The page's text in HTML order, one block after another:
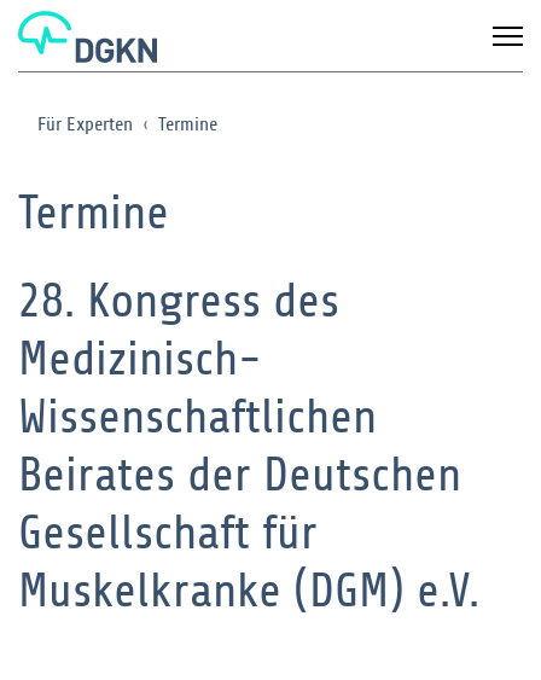
Für Experten Termine
Termine
28. Kongress des
Medizinisch-
Wissenschaftlichen
Beirates der Deutschen
Gesellschaft für
Muskelkranke (DGM) e.V.